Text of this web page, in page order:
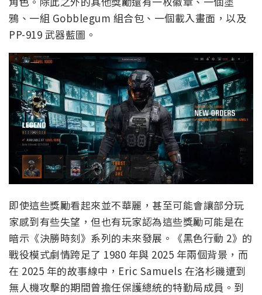
鴉、一組 Gobblegum 組合包、一個載入畫面，以及
PP-919 武器藍圖。
即使這些獎勵看起來並不華麗，甚至可能會讓部分玩
家感到有些失望，但也有玩家認為這些獎勵可能是在
暗示《決勝時刻》系列的未來發展。《黑色行動 2》的
戰役模式劇情跨足了 1980 年與 2025 年兩個背景，而
在 2025 年的故事線中，Eric Samuels 在洛杉磯遭到
無人機攻擊的期間曾擔任保護總統的特勤局成員。到